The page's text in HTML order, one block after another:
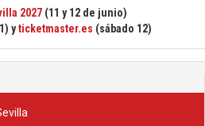
2027 (11 y 12 de junio)
yticketmaster.es (sábado 12)